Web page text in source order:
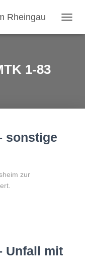
1-83
sonstige
zur
Unfall mit